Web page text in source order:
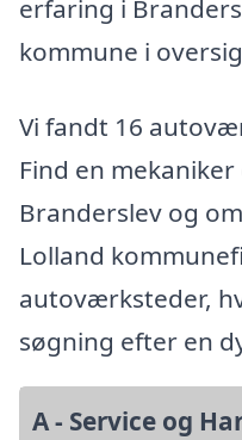
erfaring i
kommune i
Vi fandt 16
Find en
Branderslev og
Lolland
autoværksteder,
søgning efter en
A - Service og